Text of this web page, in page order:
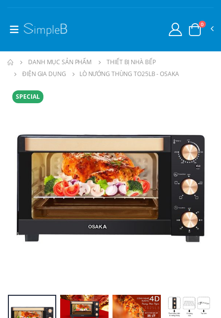
0
DANH MỤC SẢN PHẨM
THIẾT BỊ NHÀ BẾP
ĐIỆN GIA DỤNG
LÒ NƯỚNG THÙNG TO25LB - OSAKA
SPECIAL